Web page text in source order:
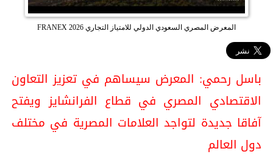
المعرض المصري السعودي الدولي للامتياز التجاري FRANEX 2026
باسل رحمي: المعرض سيساهم في تعزيز التعاون
الاقتصادي المصري في قطاع الفرانشايز ويفتح
آفاقا جديدة لتواجد العلامات المصرية في مختلف
دول العالم